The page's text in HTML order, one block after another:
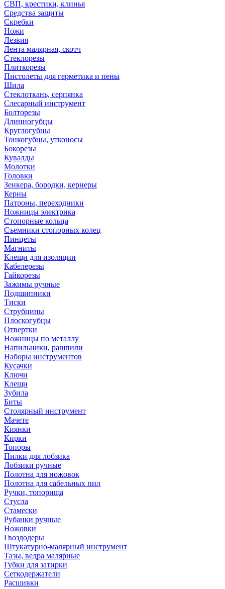
СВП, крестики, клинья
Средства защиты
Скребки
Ножи
Лезвия
Лента малярная, скотч
Стеклорезы
Плиткорезы
Пистолеты для герметика и пены
Шила
Стеклоткань, серпянка
Слесарный инструмент
Болторезы
Длинногубцы
Круглогубцы
Тонкогубцы, утконосы
Бокорезы
Кувалды
Молотки
Головки
Зенкера, бородки, кернеры
Керны
Патроны, переходники
Ножницы электрика
Стопорные кольца
Съемники стопорных колец
Пинцеты
Магниты
Клещи для изоляции
Кабелерезы
Гайкорезы
Зажимы ручные
Подшипники
Тиски
Струбцины
Плоскогубцы
Отвертки
Ножницы по металлу
Напильники, рашпили
Наборы инструментов
Кусачки
Ключи
Клещи
Зубила
Биты
Столярный инструмент
Мачете
Киянки
Кирки
Топоры
Пилки для лобзика
Лобзики ручные
Полотна для ножовок
Полотна для сабельных пил
Ручки, топорища
Стусла
Стамески
Рубанки ручные
Ножовки
Гвоздодеры
Штукатурно-малярный инструмент
Тазы, ведра малярные
Губки для затирки
Сеткодержатели
Расшивки